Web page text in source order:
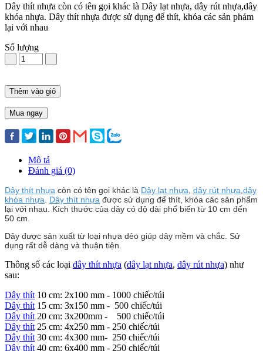
Dây thít nhựa còn có tên gọi khác là Dây lạt nhựa, dây rút nhựa,dây
khóa nhựa. Dây thít nhựa được sử dụng để thít, khóa các sản phảm
lại với nhau
Số lượng
Thêm vào giỏ
Mua ngay
Mô tả
Đánh giá (0)
Dây thít nhựa còn có tên gọi khác là Dây lạt nhựa dây rút nhựa dây
khóa nhựa
Dây thít nhựa được sử dụng để thít, khóa các sản phẩm
lại với nhau. Kích thước của dây có độ dài phổ biến từ 10 cm đến
50 cm.
Dây được sản xuất từ loại nhựa dẻo giúp dây mềm và chắc. Sử
dụng rất dễ dàng và thuận tiện.
Thông số các loại dây thít nhựa (dây lạt nhựa, dây rút nhựa) như
sau:
Dây thít 10 cm: 2x100 mm - 1000 chiếc/túi
Dây thít 15 cm: 3x150 mm - 500 chiếc/túi
Dây thít 20 cm: 3x200mm - 500 chiếc/túi
Dây thít 25 cm: 4x250 mm - 250 chiếc/túi
Dây thít 30 cm: 4x300 mm- 250 chiếc/túi
Dây thít 40 cm: 6x400 mm - 250 chiếc/túi